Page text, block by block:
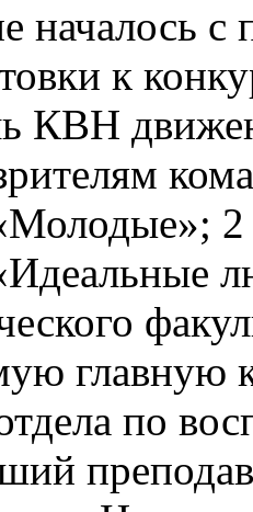
началось с
к
КВН
2
по